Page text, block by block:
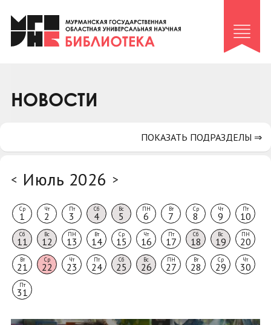
Клуб «Гиря и сельдерей»
Клуб «Семейный архив»
Коллегам
НОВОСТИ
< Июль 2026 >
Ср
1
Чт
2
Пт
3
Сб
4
Вс
5
ПН
6
Вт
7
Ср
8
Чт
9
Пт
10
Сб
11
Вс
12
ПН
13
Вт
14
Ср
15
Чт
16
Пт
17
Сб
18
Вс
19
ПН
20
Вт
21
Ср
22
Чт
23
Пт
24
Сб
25
Вс
26
ПН
27
Вт
28
Ср
29
Чт
30
Пт
31
ПОКАЗАТЬ ПОДРАЗДЕЛЫ ⇒